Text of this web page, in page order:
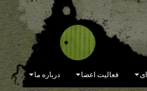
فعالیت اعضا درباره ما